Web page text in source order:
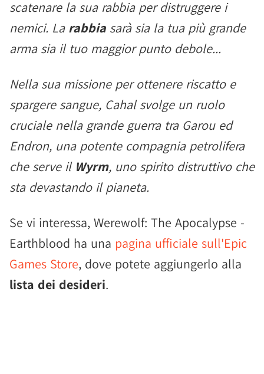
scatenare la sua rabbia per distruggere i
nemici. La rabbia sarà sia la tua più grande
arma sia il tuo maggior punto debole...
Nella sua missione per ottenere riscatto e
spargere sangue, Cahal svolge un ruolo
cruciale nella grande guerra tra Garou ed
Endron, una potente compagnia petrolifera
che serve il Wyrm, uno spirito distruttivo che
sta devastando il pianeta.
Se vi interessa, Werewolf: The Apocalypse -
Earthblood ha una pagina ufficiale sull'Epic
Games Store, dove potete aggiungerlo alla
lista dei desideri.